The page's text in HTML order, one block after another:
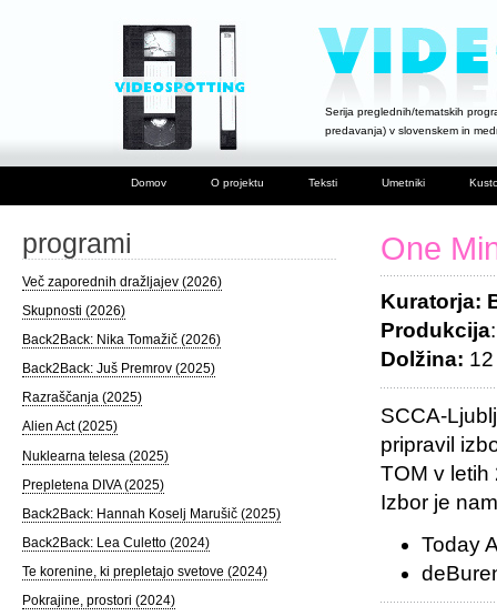
Serija preglednih/tematskih
predavanja) v slovenskem in
Domov O projektu Teksti Umetniki
One
Kuratorja:
Produkcija
Dolžina:
SCCA-
pripravil
TOM v letih
Izbor je
Today
programi
Več zaporednih dražljajev (2026)
Skupnosti (2026)
Back2Back: Nika Tomažič (2026)
Back2Back: Juš Premrov (2025)
Razraščanja (2025)
Alien Act (2025)
Nuklearna telesa (2025)
Prepletena DIVA (2025)
Back2Back: Hannah Koselj Marušič (2025)
Back2Back: Lea Culetto (2024)
Te korenine, ki prepletajo svetove (2024)
Pokrajine, prostori (2024)